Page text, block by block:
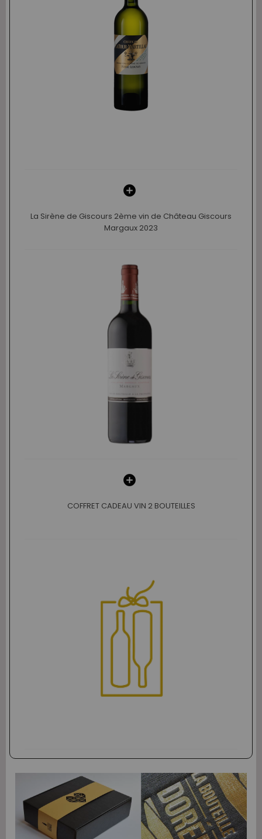
La Sirène de Giscours 2ème vin de Château Giscours
Margaux 2023
COFFRET CADEAU VIN 2 BOUTEILLES